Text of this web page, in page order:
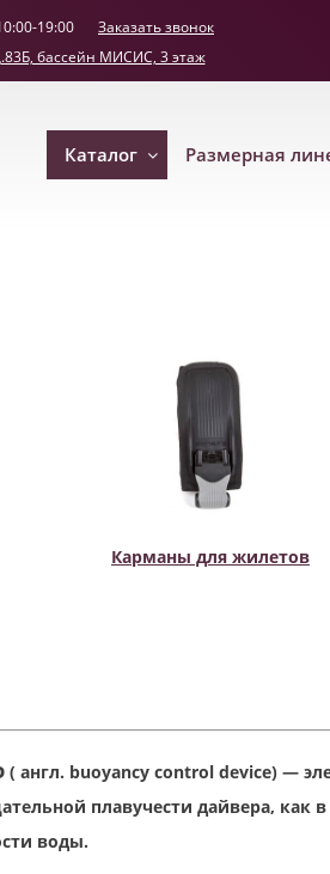
19:00 Заказать звонок
бассейн МИСИС, 3 этаж
Каталог Размерная
Карманы для жилетов
( англ. buoyancy control device) —
плавучести дайвера, как
воды.